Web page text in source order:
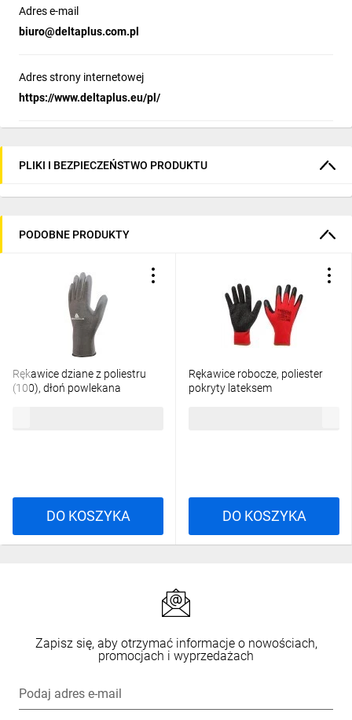
Adres e-mail
biuro@deltaplus.com.pl
Adres strony internetowej
https://www.deltaplus.eu/pl/
PLIKI I BEZPIECZEŃSTWO PRODUKTU
PODOBNE PRODUKTY
Rękawice dziane z poliestru
(100), dłoń powlekana
DO KOSZYKA
Rękawice robocze, poliester
pokryty lateksem
DO KOSZYKA
Zapisz się, aby otrzymać informacje o nowościach,
promocjach i wyprzedażach
Podaj adres e-mail